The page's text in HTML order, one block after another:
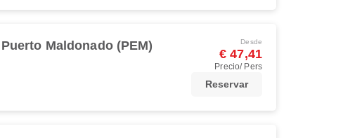
Puerto Maldonado (PEM) Desde
€ 47,41
Precio/ Pers
Reservar